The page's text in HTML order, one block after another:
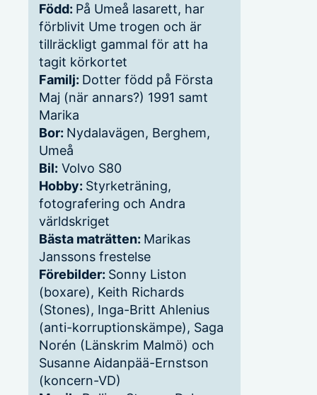
Född: På Umeå lasarett, har
förblivit Ume trogen och är
tillräckligt gammal för att ha
tagit körkortet
Familj: Dotter född på Första
Maj (när annars?) 1991 samt
Marika
Bor: Nydalavägen, Berghem,
Umeå
Bil: Volvo S80
Hobby: Styrketräning,
fotografering och Andra
världskriget
Bästa maträtten: Marikas
Janssons frestelse
Förebilder: Sonny Liston
(boxare), Keith Richards
(Stones), Inga-Britt Ahlenius
(anti-korruptionskämpe), Saga
Norén (Länskrim Malmö) och
Susanne Aidanpää-Ernstson
(koncern-VD)